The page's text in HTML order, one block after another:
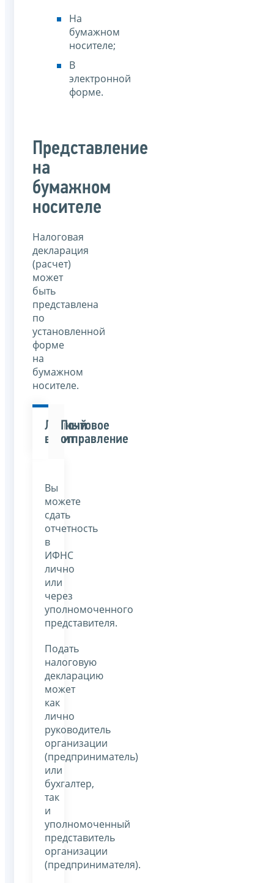
На
бумажном
носителе;
В
электронной
форме.
Представление
на
бумажном
носителе
Налоговая
декларация
(расчет)
может
быть
представлена
по
установленной
форме
на
бумажном
носителе.
Личный
визит
Почтовое
отправление
Вы
можете
сдать
отчетность
в
ИФНС
лично
или
через
уполномоченного
представителя.
Подать
налоговую
декларацию
может
как
лично
руководитель
организации
(предприниматель)
или
бухгалтер,
так
и
уполномоченный
представитель
организации
(предпринимателя).